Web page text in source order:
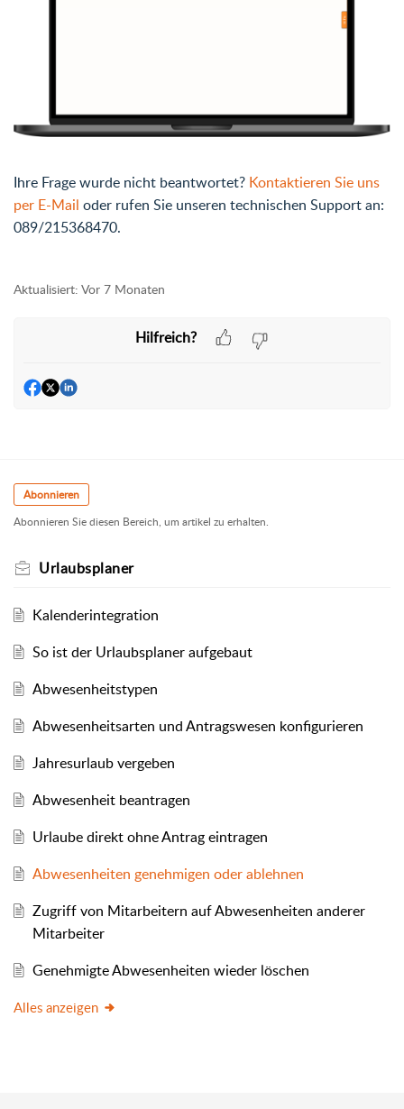
Ihre Frage wurde nicht beantwortet? Kontaktieren Sie uns
per E-Mail oder rufen Sie unseren technischen Support an:
089/215368470.
Aktualisiert: Vor 7 Monaten
Hilfreich?
Abonnieren
Abonnieren Sie diesen Bereich, um artikel zu erhalten.
Urlaubsplaner
Kalenderintegration
So ist der Urlaubsplaner aufgebaut
Abwesenheitstypen
Abwesenheitsarten und Antragswesen konfigurieren
Jahresurlaub vergeben
Abwesenheit beantragen
Urlaube direkt ohne Antrag eintragen
Abwesenheiten genehmigen oder ablehnen
Zugriff von Mitarbeitern auf Abwesenheiten anderer
Mitarbeiter
Genehmigte Abwesenheiten wieder löschen
Alles anzeigen